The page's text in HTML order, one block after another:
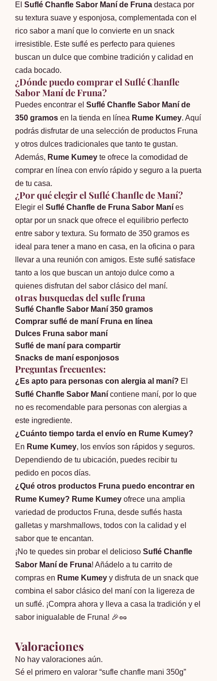
ElSuflé Chanfle Sabor Maní de Fruna destaca por
su textura suave y esponjosa, complementada con el
rico sabor a maní que lo convierte en un snack
irresistible. Este suflé es perfecto para quienes
buscan un dulce que combine tradición y calidad en
cada bocado.
¿Dónde puedo comprar el Suflé Chanfle
Sabor Maní de Fruna?
Puedes encontrar elSuflé Chanfle Sabor Maní de
350 gramos en la tienda en línea Rume Kumey. Aquí
podrás disfrutar de una selección de productos Fruna
y otros dulces tradicionales que tanto te gustan.
Además, Rume Kumey te ofrece la comodidad de
comprar en línea con envío rápido y seguro a la puerta
de tu casa.
¿Por qué elegir el Suflé Chanfle de Maní?
Elegir elSuflé Chanfle de Fruna Sabor Maní es
optar por un snack que ofrece el equilibrio perfecto
entre sabor y textura. Su formato de 350 gramos es
ideal para tener a mano en casa, en la oficina o para
llevar a una reunión con amigos. Este suflé satisface
tanto a los que buscan un antojo dulce como a
quienes disfrutan del sabor clásico del maní.
otras busquedas del sufle fruna
Suflé Chanfle Sabor Maní 350 gramos
Comprar suflé de maní Fruna en línea
Dulces Fruna sabor maní
Suflé de maní para compartir
Snacks de maní esponjosos
Preguntas frecuentes:
¿Es apto para personas con alergia al maní? El
Suflé Chanfle Sabor Maní contiene maní, por lo que
no es recomendable para personas con alergias a
este ingrediente.
¿Cuánto tiempo tarda el envío en Rume Kumey?
En Rume Kumey, los envíos son rápidos y seguros.
Dependiendo de tu ubicación, puedes recibir tu
pedido en pocos días.
¿Qué otros productos Fruna puedo encontrar en
Rume Kumey? Rume Kumey ofrece una amplia
variedad de productos Fruna, desde suflés hasta
galletas y marshmallows, todos con la calidad y el
sabor que te encantan.
¡No te quedes sin probar el deliciosoSuflé Chanfle
Sabor Maní de Fruna! Añádelo a tu carrito de
compras en Rume Kumey y disfruta de un snack que
combina el sabor clásico del maní con la ligereza de
un suflé. ¡Compra ahora y lleva a casa la tradición y el
sabor inigualable de Fruna! 🎉🥜
Valoraciones
No hay valoraciones aún.
Sé el primero en valorar “sufle chanfle mani 350g”